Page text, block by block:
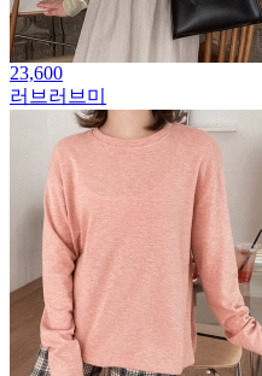
23,600
러브러브미